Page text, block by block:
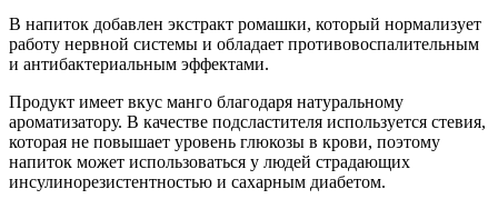
В напиток добавлен экстракт ромашки, который нормализует
работу нервной системы и обладает противовоспалительным
и антибактериальным эффектами.
Продукт имеет вкус манго благодаря натуральному
ароматизатору. В качестве подсластителя используется стевия,
которая не повышает уровень глюкозы в крови, поэтому
напиток может использоваться у людей страдающих
инсулинорезистентностью и сахарным диабетом.